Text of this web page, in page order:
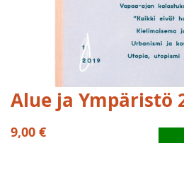
Skip
to
the
beginning
Alue ja Ympäristö
9,00 €